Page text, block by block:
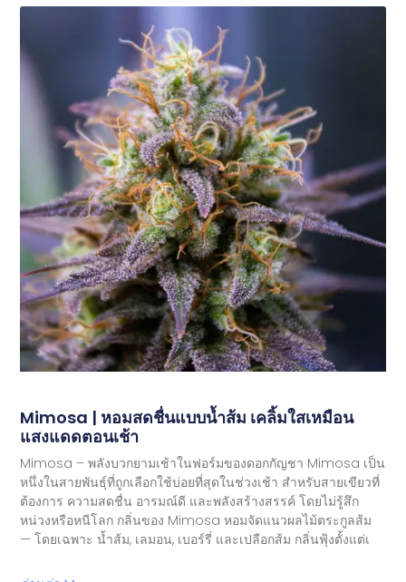
Mimosa | หอมสดชื่นแบบน้ำส้ม เคลิ้มใสเหมือน
แสงแดดตอนเช้า
Mimosa – พลังบวกยามเช้าในฟอร์มของดอกกัญชา Mimosa เป็น
หนึ่งในสายพันธุ์ที่ถูกเลือกใช้บ่อยที่สุดในช่วงเช้า สำหรับสายเขียวที่
ต้องการ ความสดชื่น อารมณ์ดี และพลังสร้างสรรค์ โดยไม่รู้สึก
หน่วงหรือหนีโลก กลิ่นของ Mimosa หอมจัดแนวผลไม้ตระกูลส้ม
— โดยเฉพาะ น้ำส้ม, เลมอน, เบอร์รี่ และเปลือกส้ม กลิ่นฟุ้งตั้งแต่เ